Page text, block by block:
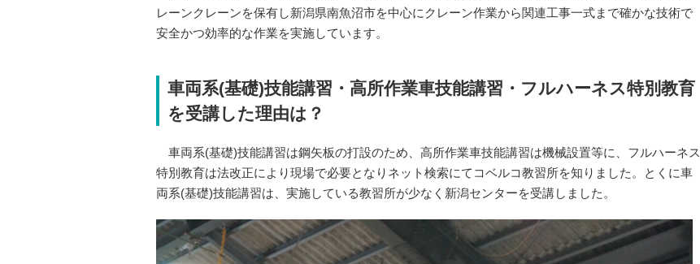
レーンクレーンを保有し新潟県南魚沼市を中心にクレーン作業から関連工事一式まで確かな技術で
安全かつ効率的な作業を実施しています。
車両系(基礎)技能講習・高所作業車技能講習・フルハーネス特別教育
を受講した理由は？
車両系(基礎)技能講習は鋼矢板の打設のため、高所作業車技能講習は機械設置等に、フルハーネス
特別教育は法改正により現場で必要となりネット検索にてコベルコ教習所を知りました。とくに車
両系(基礎)技能講習は、実施している教習所が少なく新潟センターを受講しました。